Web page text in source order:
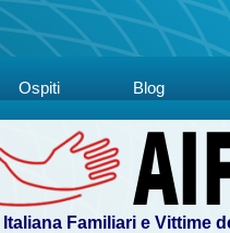
Ospiti Blog
Familiari e Vittime